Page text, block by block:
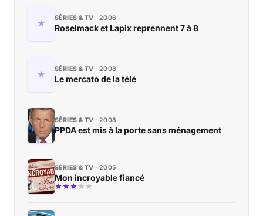
SÉRIES & TV 2006
Roselmack et Lapix reprennent 7 à 8
SÉRIES & TV 2008
Le mercato de la télé
SÉRIES & TV 2008
PPDA est mis à la porte sans ménagement
SÉRIES & TV 2005
Mon incroyable fiancé